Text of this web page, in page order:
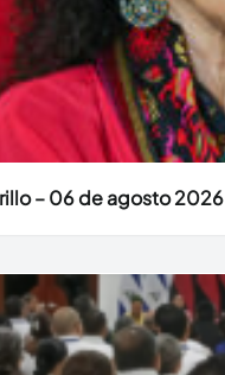
– 06 de agosto 2026